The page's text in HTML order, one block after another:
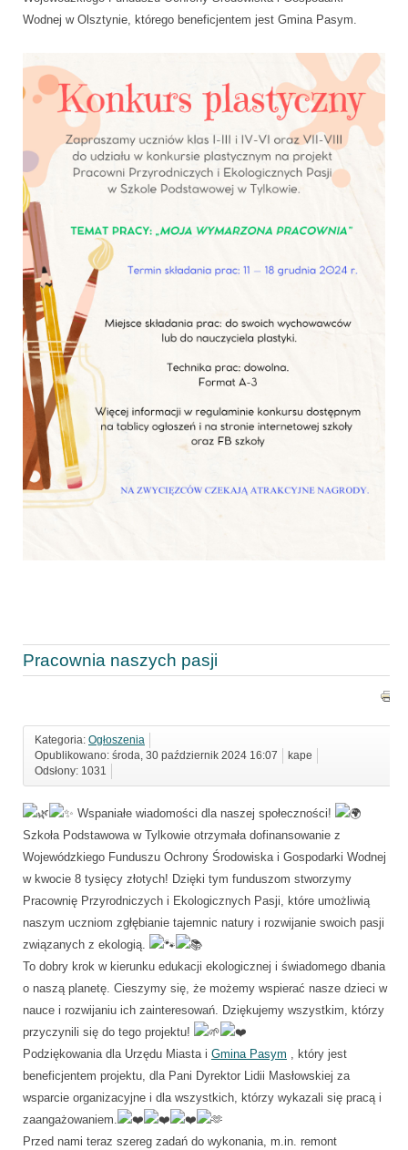
Wodnej w Olsztynie, którego beneficjentem jest Gmina Pasym.
Pracownia naszych pasji
Kategoria: Ogłoszenia
Opublikowano: środa, 30 październik 2024 16:07
kape
Odsłony: 1031
Wspaniałe wiadomości dla naszej społeczności!
Szkoła Podstawowa w Tylkowie otrzymała dofinansowanie z
Wojewódzkiego Funduszu Ochrony Środowiska i Gospodarki Wodnej
w kwocie 8 tysięcy złotych! Dzięki tym funduszom stworzymy
Pracownię Przyrodniczych i Ekologicznych Pasji, które umożliwią
naszym uczniom zgłębianie tajemnic natury i rozwijanie swoich pasji
związanych z ekologią.
To dobry krok w kierunku edukacji ekologicznej i świadomego dbania
o naszą planetę. Cieszymy się, że możemy wspierać nasze dzieci w
nauce i rozwijaniu ich zainteresowań. Dziękujemy wszystkim, którzy
przyczynili się do tego projektu!
Podziękowania dla Urzędu Miasta i Gmina Pasym , który jest
beneficjentem projektu, dla Pani Dyrektor Lidii Masłowskiej za
wsparcie organizacyjne i dla wszystkich, którzy wykazali się pracą i
zaangażowaniem.
Przed nami teraz szereg zadań do wykonania, m.in. remont